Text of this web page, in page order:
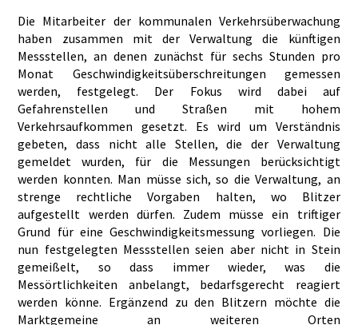
Die Mitarbeiter der kommunalen Verkehrsüberwachung
haben zusammen mit der Verwaltung die künftigen
Messstellen, an denen zunächst für sechs Stunden pro
Monat Geschwindigkeitsüberschreitungen gemessen
werden, festgelegt. Der Fokus wird dabei auf
Gefahrenstellen und Straßen mit hohem
Verkehrsaufkommen gesetzt. Es wird um Verständnis
gebeten, dass nicht alle Stellen, die der Verwaltung
gemeldet wurden, für die Messungen berücksichtigt
werden konnten. Man müsse sich, so die Verwaltung, an
strenge rechtliche Vorgaben halten, wo Blitzer
aufgestellt werden dürfen. Zudem müsse ein triftiger
Grund für eine Geschwindigkeitsmessung vorliegen. Die
nun festgelegten Messstellen seien aber nicht in Stein
gemeißelt, so dass immer wieder, was die
Messörtlichkeiten anbelangt, bedarfsgerecht reagiert
werden könne. Ergänzend zu den Blitzern möchte die
Marktgemeine an weiteren Orten